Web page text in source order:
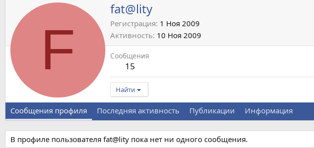
F
fat@lity
Регистрация 1 Ноя 2009
Активность 10 Ноя 2009
Сообщения
15
Найти
Сообщения профиля Последняя активность Публикации Информация
В профиле пользователя fat@lity пока нет ни одного сообщения.